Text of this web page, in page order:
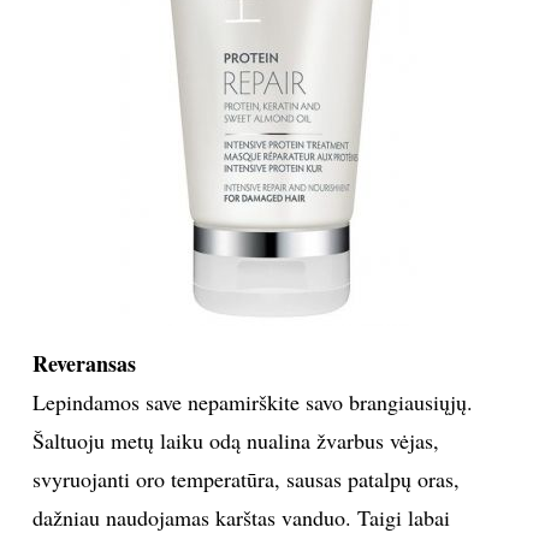
Reveransas
Lepindamos save nepamirškite savo brangiausiųjų.
Šaltuoju metų laiku odą nualina žvarbus vėjas,
svyruojanti oro temperatūra, sausas patalpų oras,
dažniau naudojamas karštas vanduo. Taigi labai